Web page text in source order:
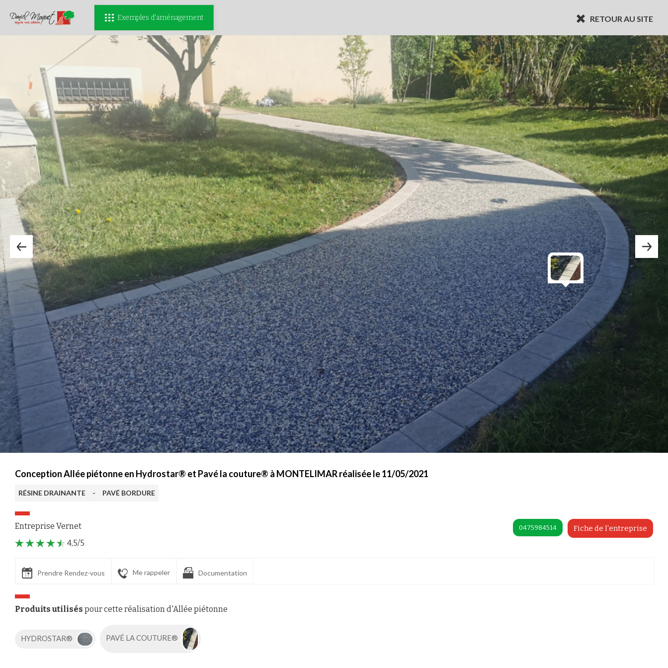
RETOUR AU SITE
Exemples d'aménagement
Conception Allée piétonne en Hydrostar® et Pavé la couture® à MONTELIMAR réalisée le 11/05/2021
RÉSINE DRAINANTE - PAVÉ BORDURE
Entreprise Vernet Fiche de l'entreprise
0475984514
4,5/5
Prendre Rendez-vous Me rappeler Documentation
Produits utilisés pour cette réalisation d'Allée piétonne
HYDROSTAR® PAVÉ LA COUTURE®